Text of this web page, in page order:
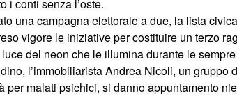
i conti senza l’oste.
una campagna elettorale a due, la lista
vigore le iniziative per costituire un terzo
del neon che le illumina durante le
l’immobiliarista Andrea Nicoli, un
malati psichici, si danno appuntamento